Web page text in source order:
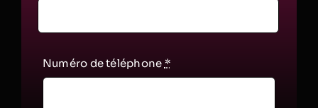
Numéro de téléphone *